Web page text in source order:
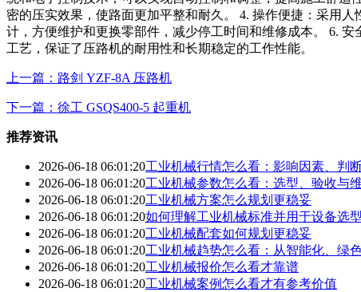
密的压实效果，使路面更加平整和耐久。 4. 操作便捷：采用
计，方便维护和更换零部件，减少停工时间和维修成本。 6.
工艺，保证了压路机的耐用性和长期稳定的工作性能。
上一篇：路剑 YZF-8A 压路机
下一篇：徐工 GSQS400-5 起重机
推荐资讯
2026-06-18 06:01:20工业机械行情怎么看：影响因素、判
2026-06-18 06:01:20工业机械参数怎么看：选型、验收与
2026-06-18 06:01:20工业机械方案怎么规划更稳妥
2026-06-18 06:01:20如何理解工业机械标准并用于设备选
2026-06-18 06:01:20工业机械配套如何规划更稳妥
2026-06-18 06:01:20工业机械趋势怎么看：从智能化、绿
2026-06-18 06:01:20工业机械报价怎么看才靠谱
2026-06-18 06:01:20工业机械案例怎么看才有参考价值